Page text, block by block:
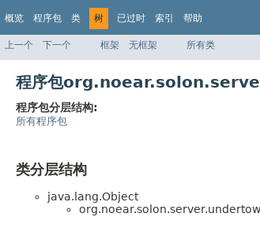
概览 程序包 类 树 已过时 索引 帮助
上一个 下一个 框架 无框架 所有类
程序包
程序包分层结构:
所有程序包
类分层结构
java.lang.Object